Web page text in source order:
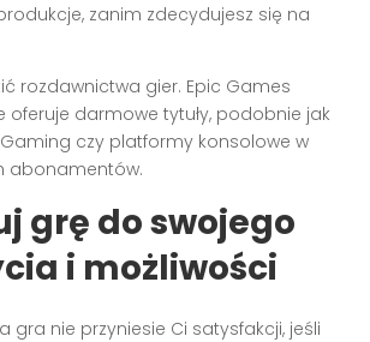
zanim zdecydujesz się na
rozdawnictwa gier. Epic Games
oferuje darmowe tytuły, podobnie jak
czy platformy konsolowe w
abonamentów.
grę do swojego
i możliwości
gra nie przyniesie Ci satysfakcji, jeśli